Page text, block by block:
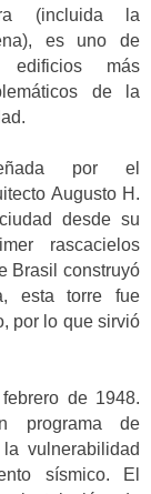
(incluida la
es uno de
edificios más
de la
por el
Augusto H.
desde su
rascacielos
Brasil construyó
esta torre fue
por lo que sirvió
de 1948.
programa de
vulnerabilidad
sísmico. El